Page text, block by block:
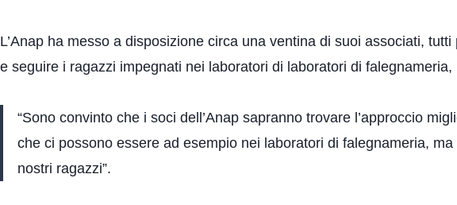
L’Anap ha messo a disposizione circa una ventina di suoi associati,
e seguire i ragazzi impegnati nei laboratori di laboratori di
“Sono convinto che i soci dell’Anap sapranno trovare l’approccio
che ci possono essere ad esempio nei laboratori di falegnameria,
nostri ragazzi”.